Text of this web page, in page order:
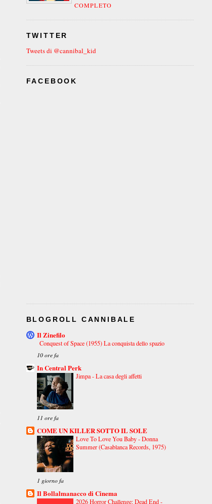
COMPLETO
TWITTER
Tweets di @cannibal_kid
FACEBOOK
BLOGROLL CANNIBALE
Il Zinefilo
Conquest of Space (1955) La conquista dello spazio
10 ore fa
In Central Perk
Jimpa - La casa degli affetti
11 ore fa
COME UN KILLER SOTTO IL SOLE
Love To Love You Baby - Donna
Summer (Casablanca Records, 1975)
1 giorno fa
Il Bollalmanacco di Cinema
2026 Horror Challenge: Dead End -